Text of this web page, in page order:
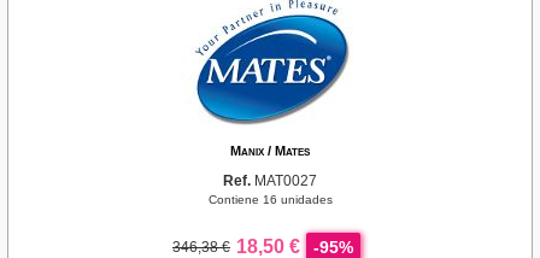
Manix / Mates
Ref. MAT0027
Contiene 16 unidades
346,38 € 18,50 € -95%